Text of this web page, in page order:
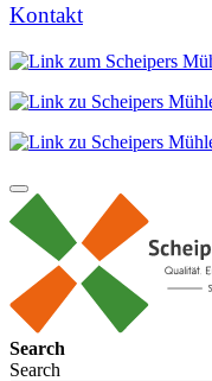
Kontakt
Search
Search